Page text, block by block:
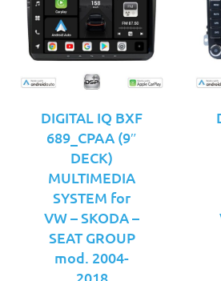
DIGITAL IQ BXF
689_CPAA (9″
DECK)
MULTIMEDIA
SYSTEM for
VW – SKODA –
SEAT GROUP
mod. 2004-